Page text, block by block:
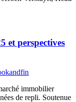
et perspectives
immobilier
de repli. Soutenue